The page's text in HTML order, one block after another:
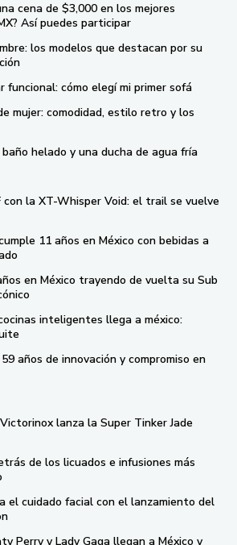
cena de $3,000 en los mejores
Así puedes participar
los modelos que destacan por su
funcional: cómo elegí mi primer sofá
mujer: comodidad, estilo retro y los
helado y una ducha de agua fría
con la XT-Whisper Void: el trail se vuelve
11 años en México con bebidas a
en México trayendo de vuelta su Sub
inteligentes llega a méxico:
años de innovación y compromiso en
lanza la Super Tinker Jade
de los licuados e infusiones más
el cuidado facial con el lanzamiento del
Perry y Lady Gaga llegan a México y